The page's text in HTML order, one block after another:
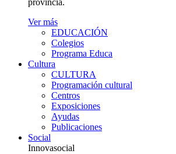
provincia.
Ver más
EDUCACIÓN
Colegios
Programa Educa
Cultura
CULTURA
Programación cultural
Centros
Exposiciones
Ayudas
Publicaciones
Social
Innovasocial